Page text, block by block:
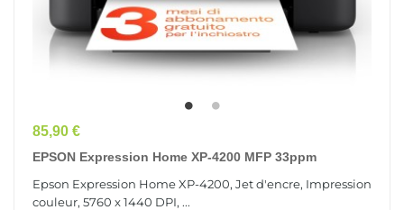
Prix
85,90 €
EPSON Expression Home XP-4200 MFP 33ppm
Epson Expression Home XP-4200, Jet d'encre, Impression
couleur, 5760 x 1440 DPI, ...